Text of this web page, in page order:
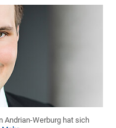
Andrian-Werburg hat sich